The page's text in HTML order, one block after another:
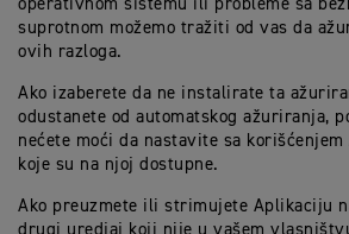
operativnom sistemu ili probleme sa
suprotnom možemo tražiti od vas da
ovih razloga.
Ako izaberete da ne instalirate ta
odustanete od automatskog ažuriranja,
nećete moći da nastavite sa
koje su na njoj dostupne.
Ako preuzmete ili strimujete Aplikaciju
drugi uredjaj koji nije u vašem